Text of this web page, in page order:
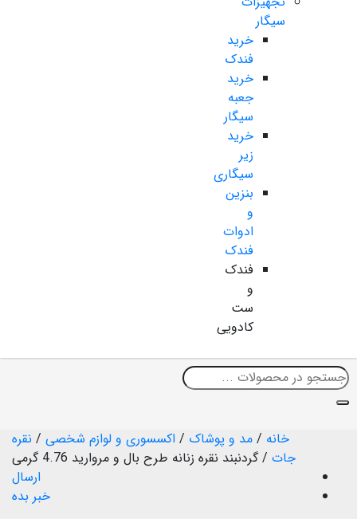
سیگار
خرید
فندک
خرید
جعبه
سیگار
خرید
زیر
سیگاری
بنزین
و
ادوات
فندک
فندک
و
ست
کادویی
خانه / مد و پوشاک / اکسسوری و لوازم شخصی / نقره
جات /گردنبند نقره زنانه طرح بال و مروارید 4.76 گرمی
ارسال
خبر بده